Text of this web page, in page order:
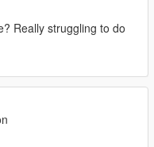
Really struggling to do